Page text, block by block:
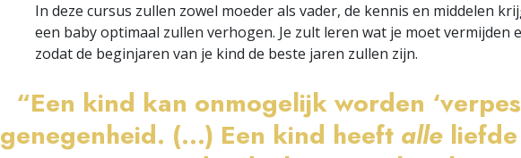
In deze cursus zullen zowel moeder als vader, de kennis en middelen
een baby optimaal zullen verhogen. Je zult leren wat je moet vermijden
zodat de beginjaren van je kind de beste jaren zullen zijn.
“Een kind kan onmogelijk worden
genegenheid. (...) Een kind heeft alleliefde